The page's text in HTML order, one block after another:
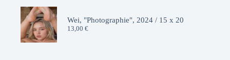
10,00 €.
7,00 €.
Wei, "Photographie", 2024 / 15 x 20
13,00 €